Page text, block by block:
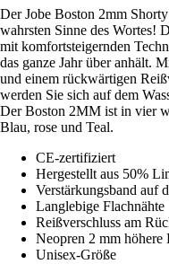
Der Jobe Boston 2mm
wahrsten Sinne des Wortes!
mit komfortsteigernden
das ganze Jahr über anhält.
und einem rückwärtigen
werden Sie sich auf dem
Der Boston 2MM ist in vier
Blau, rose und Teal.
CE-zertifiziert
Hergestellt aus 50%
Verstärkungsband auf
Langlebige Flachnähte
Reißverschluss am
Neopren 2 mm höhere
Unisex-Größe